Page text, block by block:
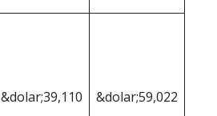
&dolar;39,110 &dolar;59,022